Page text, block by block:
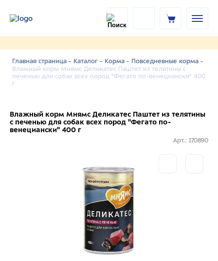
Главная страница - Каталог - Корма - Повседневные корма -
Влажный корм Мнямс Деликатес Паштет из телятины с
печенью для собак всех пород "Фегато по-венециански" 400
г
Влажный корм Мнямс Деликатес Паштет из телятины
с печенью для собак всех пород "Фегато по-
венециански" 400 г
Арт.: 170890